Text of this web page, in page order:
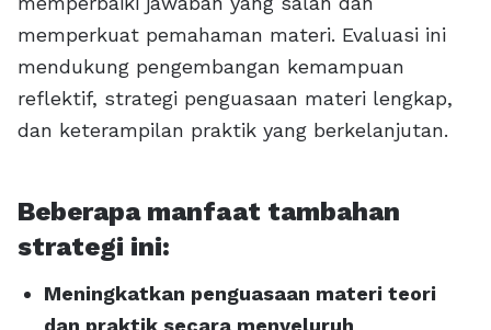
memperkuat pemahaman materi. Evaluasi ini
mendukung pengembangan kemampuan
reflektif, strategi penguasaan materi lengkap,
dan keterampilan praktik yang berkelanjutan.
Beberapa manfaat tambahan
strategi ini:
Meningkatkan penguasaan materi teori
dan praktik secara menyeluruh